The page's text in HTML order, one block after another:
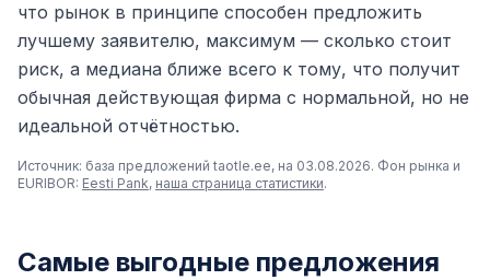
что рынок в принципе способен предложить
лучшему заявителю, максимум — сколько стоит
риск, а медиана ближе всего к тому, что получит
обычная действующая фирма с нормальной, но не
идеальной отчётностью.
Источник: база предложений taotle.ee, на 03.08.2026. Фон рынка и
EURIBOR: Eesti Pank, наша страница статистики.
Самые выгодные предложения